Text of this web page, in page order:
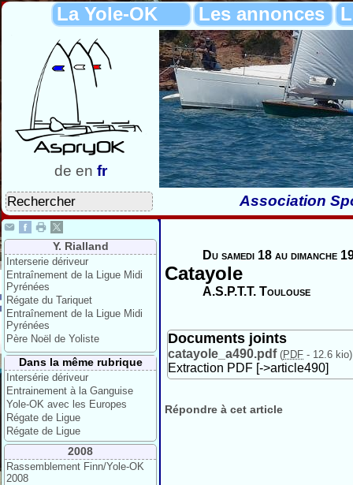
La Yole-OK Les annonces
de en fr
Association
Y. Rialland
Interserie dériveur
Entraînement de la Ligue Midi
Pyrénées
Régate du Tariquet
Entraînement de la Ligue Midi
Pyrénées
Père Noël de Yoliste
Dans la même rubrique
Intersérie dériveur
Entrainement à la Ganguise
Yole-OK avec les Europes
Régate de Ligue
Régate de Ligue
2008
Rassemblement Finn/Yole-OK
2008
Du samedi 18 au dimanche
Catayole
A.S.P.T.T. Toulouse
Documents joints
catayole_a490.pdf (PDF - 12.6 kio)
Extraction PDF [->article490]
Répondre à cet article